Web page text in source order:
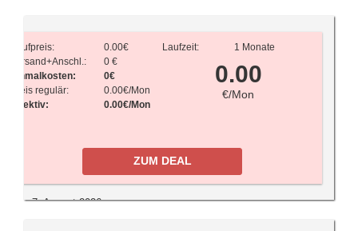
Kaufpreis:
0.00€
Versand+Anschl.:
0 €
Einmalkosten:
0€
Preis regulär:
0.00€/Mon
Effektiv:
0.00€/Mon
Laufzeit: 1 Monate
0.00
€/Mon
ZUM DEAL
7. August 2026